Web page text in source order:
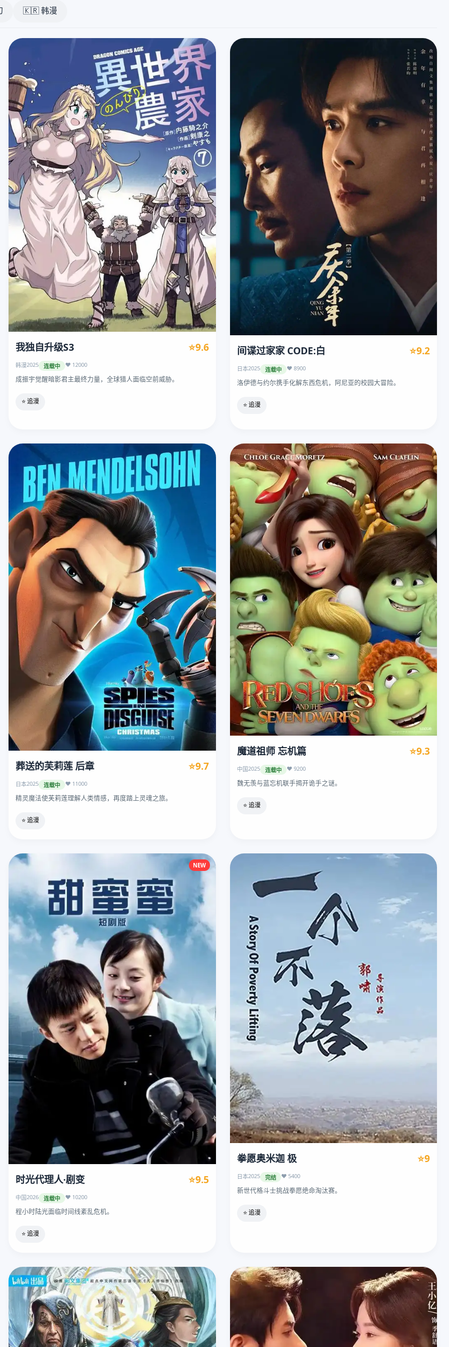
🇰🇷 韩漫
我独自升级S3 ⭐9.6
韩漫2025 连载中 ❤️ 12000
成振宇觉醒暗影君主最终力量，全球猎人面临空前威胁。
⭐ 追漫
间谍过家家 CODE:白 ⭐9.2
日本2025 连载中 ❤️ 8900
洛伊德与约尔携手化解东西危机，阿尼亚的校园大冒险。
⭐ 追漫
葬送的芙莉莲 后章 ⭐9.7
日本2025 连载中 ❤️ 11000
精灵魔法使芙莉莲理解人类情感，再度踏上灵魂之旅。
⭐ 追漫
魔道祖师 忘机篇 ⭐9.3
中国2025 连载中 ❤️ 9200
魏无羡与蓝忘机联手揭开诡手之谜。
⭐ 追漫
NEW
时光代理人·剧变 ⭐9.5
中国2026 连载中 ❤️ 10200
程小时陆光面临时间线紊乱危机。
⭐ 追漫
拳愿奥米迦 极 ⭐9
日本2025 完结 ❤️ 5400
新世代格斗士挑战拳愿绝命淘汰赛。
⭐ 追漫